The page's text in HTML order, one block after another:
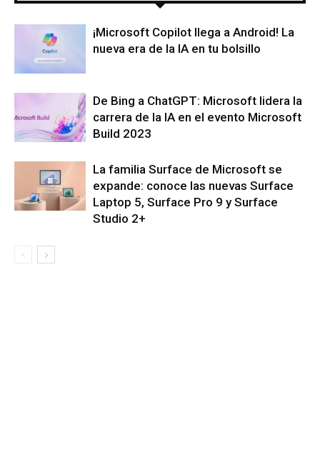
¡Microsoft Copilot llega a Android! La
nueva era de la IA en tu bolsillo
De Bing a ChatGPT: Microsoft lidera la
carrera de la IA en el evento Microsoft
Build 2023
La familia Surface de Microsoft se
expande: conoce las nuevas Surface
Laptop 5, Surface Pro 9 y Surface
Studio 2+